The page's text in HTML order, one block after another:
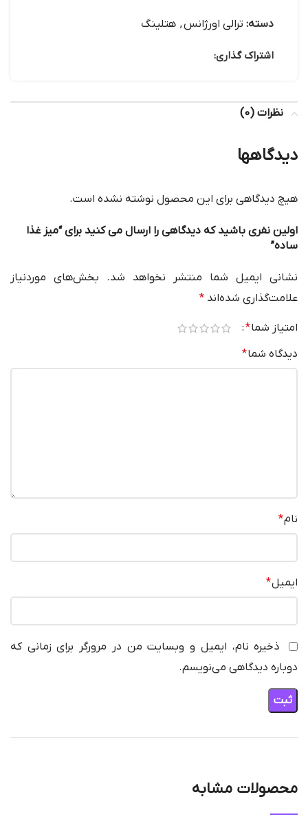
دسته: ترالی اورژانس, هتلینگ
اشتراک گذاری:
نظرات (0)
دیدگاهها
هیچ دیدگاهی برای این محصول نوشته نشده است.
اولین نفری باشید که دیدگاهی را ارسال می کنید برای “میز غذا
ساده”
نشانی ایمیل شما منتشر نخواهد شد.
بخش‌های موردنیاز
علامت‌گذاری شده‌اند *
امتیاز شما*
دیدگاه شما*
نام*
ایمیل*
ذخیره نام، ایمیل و وبسایت من در مرورگر برای زمانی که
دوباره دیدگاهی می‌نویسم.
محصولات مشابه